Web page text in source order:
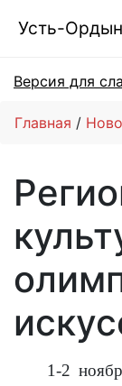
Усть-
Версия для
Главная
1-2 ноября